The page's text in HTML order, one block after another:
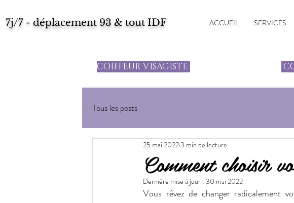
7j/7 - déplacement 93 & tout IDF ACCUEIL SERVICES
COIFFEUR VISAGISTE
Tous les posts
Comment choisir
25 mai 20223 min de lecture
Dernière mise à jour : 30 mai 2022
Vous rêvez de changer radicalement